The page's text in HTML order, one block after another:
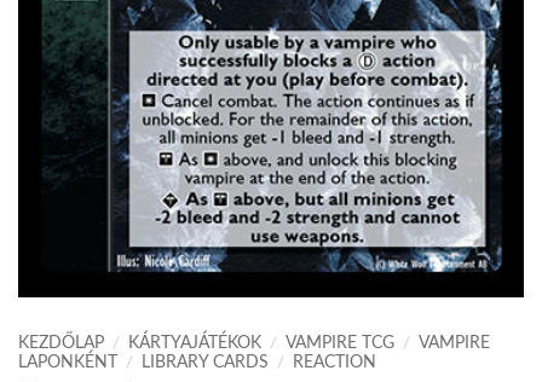
KEZDŐLAP / KÁRTYAJÁTÉKOK / VAMPIRE TCG /
VAMPIRE
LAPONKÉNT
/ LIBRARY CARDS / REACTION